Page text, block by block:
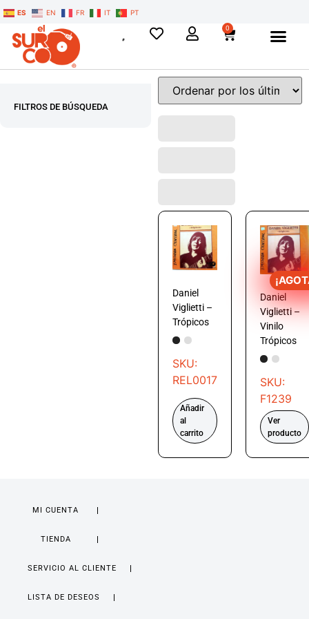
ES EN FR IT PT
0
FILTROS DE BÚSQUEDA
Daniel
Viglietti –
Trópicos
SKU:
REL0017
Añadir
al
carrito
Daniel
Viglietti –
Vinilo
Trópicos
SKU:
F1239
Ver
producto
MI CUENTA
TIENDA
SERVICIO AL CLIENTE
LISTA DE DESEOS